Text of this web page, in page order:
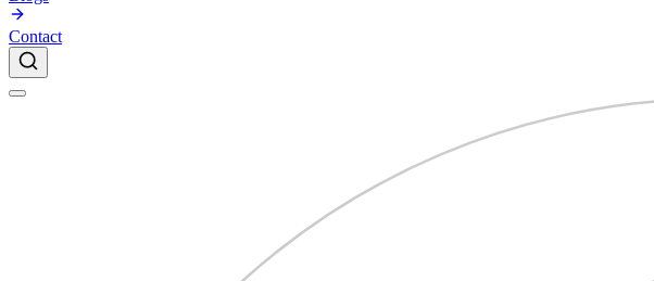
Contact